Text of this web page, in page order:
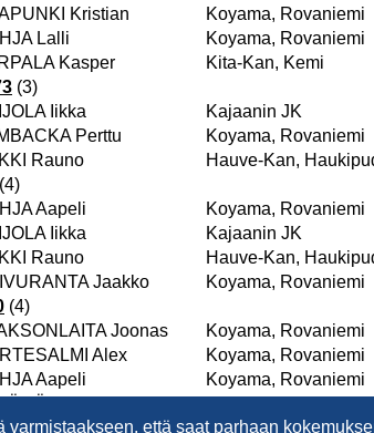
varmistaakseen, että saat parhaan